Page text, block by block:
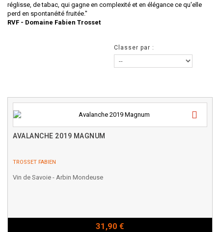
réglisse, de tabac, qui gagne en complexité et en élégance ce qu'elle
perd en spontanéité fruitée."
RVF - Domaine Fabien Trosset
Classer par :
AVALANCHE 2019 MAGNUM
TROSSET FABIEN
Vin de Savoie - Arbin Mondeuse
31,90 €